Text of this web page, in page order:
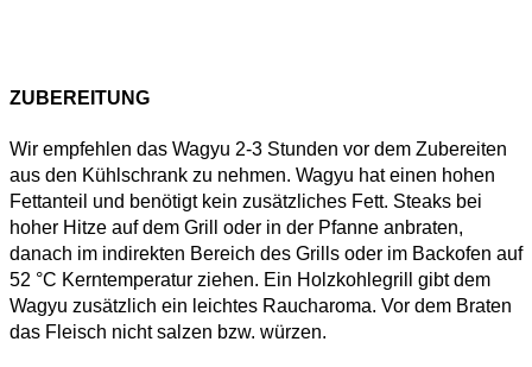
ZUBEREITUNG
Wir empfehlen das Wagyu 2-3 Stunden vor dem Zubereiten
aus den Kühlschrank zu nehmen. Wagyu hat einen hohen
Fettanteil und benötigt kein zusätzliches Fett. Steaks bei
hoher Hitze auf dem Grill oder in der Pfanne anbraten,
danach im indirekten Bereich des Grills oder im Backofen auf
52 °C Kerntemperatur ziehen. Ein Holzkohlegrill gibt dem
Wagyu zusätzlich ein leichtes Raucharoma. Vor dem Braten
das Fleisch nicht salzen bzw. würzen.